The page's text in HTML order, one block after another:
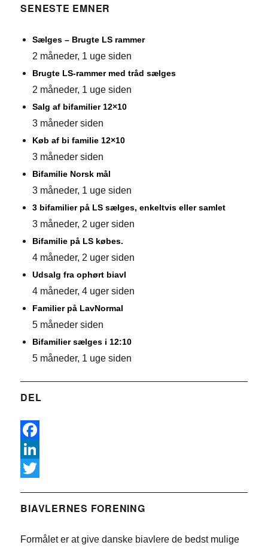
SENESTE EMNER
Sælges – Brugte LS rammer
2 måneder, 1 uge siden
Brugte LS-rammer med tråd sælges
2 måneder, 1 uge siden
Salg af bifamilier 12×10
3 måneder siden
Køb af bi familie 12×10
3 måneder siden
Bifamilie Norsk mål
3 måneder, 1 uge siden
3 bifamilier på LS sælges, enkeltvis eller samlet
3 måneder, 2 uger siden
Bifamilie på LS købes.
4 måneder, 2 uger siden
Udsalg fra ophørt biavl
4 måneder, 4 uger siden
Familier på LavNormal
5 måneder siden
Bifamilier sælges i 12:10
5 måneder, 1 uge siden
DEL
F
a
e
o
L
n
e
w
t
BIAVLERNES FORENING
Formålet er at give danske biavlere de bedst mulige